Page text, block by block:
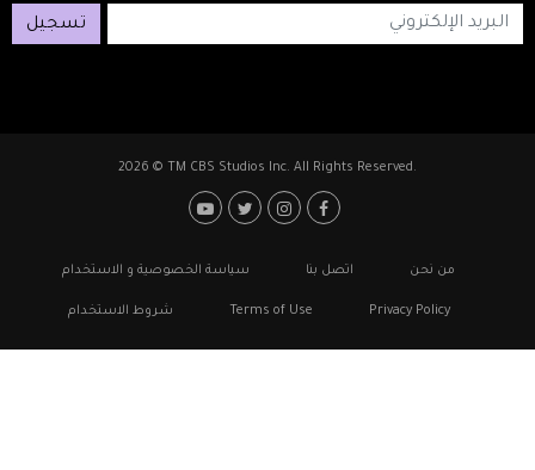
تسجيل
2026 © TM CBS Studios Inc. All Rights Reserved.
Footer: Social Media
من نحن اتصل بنا سياسة الخصوصية و الاستخدام
Privacy Policy
Terms of Use شروط الاستخدام